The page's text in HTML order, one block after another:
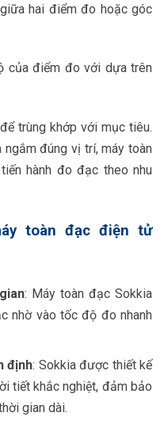
hai điểm đo hoặc góc
của điểm đo với dựa trên
trùng khớp với mục tiêu.
đúng vị trí, máy toàn
hành đo đạc theo nhu
toàn đạc điện tử
: Máy toàn đạc Sokkia
nhờ vào tốc độ đo nhanh
định: Sokkia được thiết kế
tiết khắc nghiệt, đảm bảo
gian dài.